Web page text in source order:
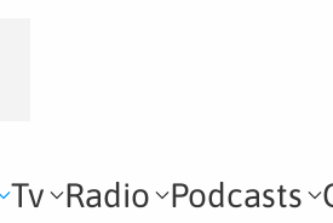
Tv Radio Podcasts